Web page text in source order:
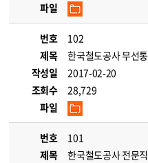
파일
번호
102
제목
한국철도공사 무선
작성일
2017-02-20
조회수
28,729
파일
번호
101
제목
한국철도공사 전문